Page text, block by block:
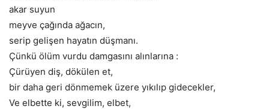
akar suyun
meyve çağında ağacın,
serip gelişen hayatın düşmanı.
Çünkü ölüm vurdu damgasını alınlarına :
Çürüyen diş, dökülen et,
bir daha geri dönmemek üzere yıkılıp gidecekler,
Ve elbette ki, sevgilim, elbet,